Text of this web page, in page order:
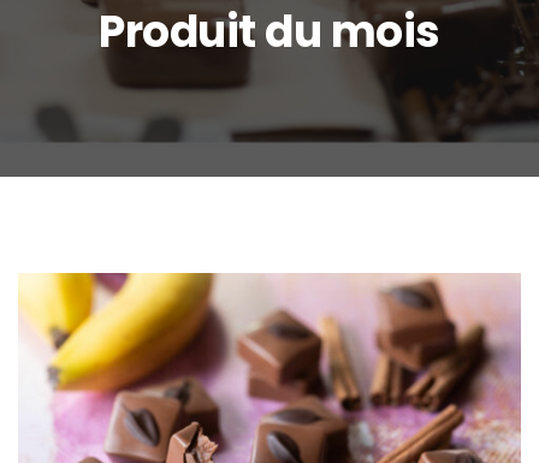
Produit du mois